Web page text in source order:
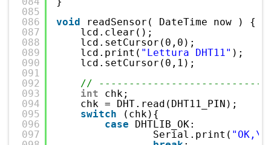
085
086
087
088
089
090
091
092
093
094
095
096
097
void
readSensor( DateTime now ) {
lcd.clear();
lcd.setCursor(0,0);
lcd.print( "Lettura DHT11" );
lcd.setCursor(0,1);
//
int
chk;
chk = DHT.read(DHT11_PIN);
switch
(chk){
case
DHTLIB_OK:
Serial.print(